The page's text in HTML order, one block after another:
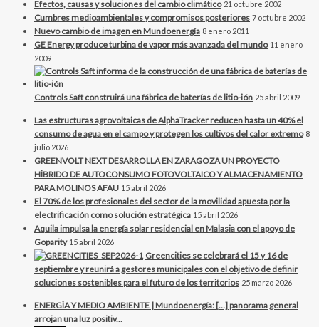
Efectos, causas y soluciones del cambio climático 21 octubre 2002
Cumbres medioambientales y compromisos posteriores 7 octubre 2002
Nuevo cambio de imagen en Mundoenergía 8 enero 2011
GE Energy produce turbina de vapor más avanzada del mundo 11 enero
2009
Controls Saft construirá una fábrica de baterías de litio-ión 25 abril 2009
Las estructuras agrovoltaicas de AlphaTracker reducen hasta un 40% el
consumo de agua en el campo y protegen los cultivos del calor extremo 8
julio 2026
GREENVOLT NEXT DESARROLLA EN ZARAGOZA UN PROYECTO
HÍBRIDO DE AUTOCONSUMO FOTOVOLTAICO Y ALMACENAMIENTO
PARA MOLINOS AFAU 15 abril 2026
El 70% de los profesionales del sector de la movilidad apuesta por la
electrificación como solución estratégica 15 abril 2026
Aquila impulsa la energía solar residencial en Malasia con el apoyo de
Goparity 15 abril 2026
Greencities se celebrará el 15 y 16 de
septiembre y reunirá a gestores municipales con el objetivo de definir
soluciones sostenibles para el futuro de los territorios 25 marzo 2026
ENERGÍA Y MEDIO AMBIENTE | Mundoenergía: […] panorama general
arrojan una luz positiv...